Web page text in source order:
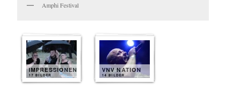
Amphi Festival
IMPRESSIONEN
17 BILDER
VNV NATION
14 BILDER